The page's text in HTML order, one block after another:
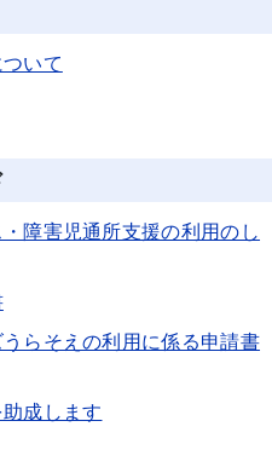
いて
障害児通所支援の利用のし
らそえの利用に係る申請書
成します